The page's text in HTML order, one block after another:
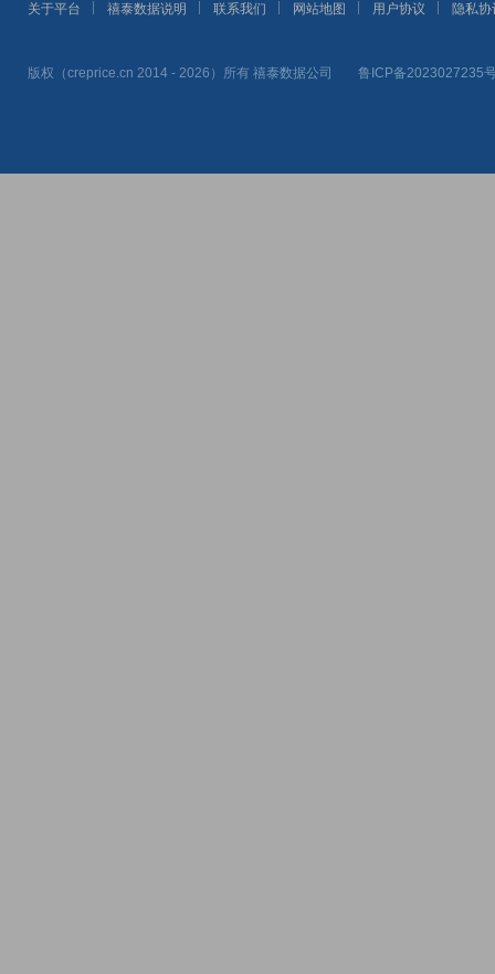
关于平台 禧泰数据说明 联系我们 网站地图 用户协议 隐私协
版权（creprice.cn 2014 - 2026）所有 禧泰数据公司 鲁ICP备2023027235